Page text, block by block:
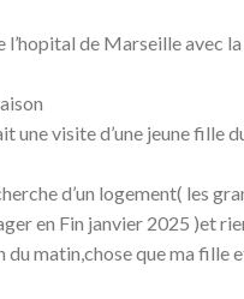
l’hopital de Marseille avec la
une visite d’une jeune fille
d’un logement( les
en Fin janvier 2025 )et
du matin,chose que ma fille